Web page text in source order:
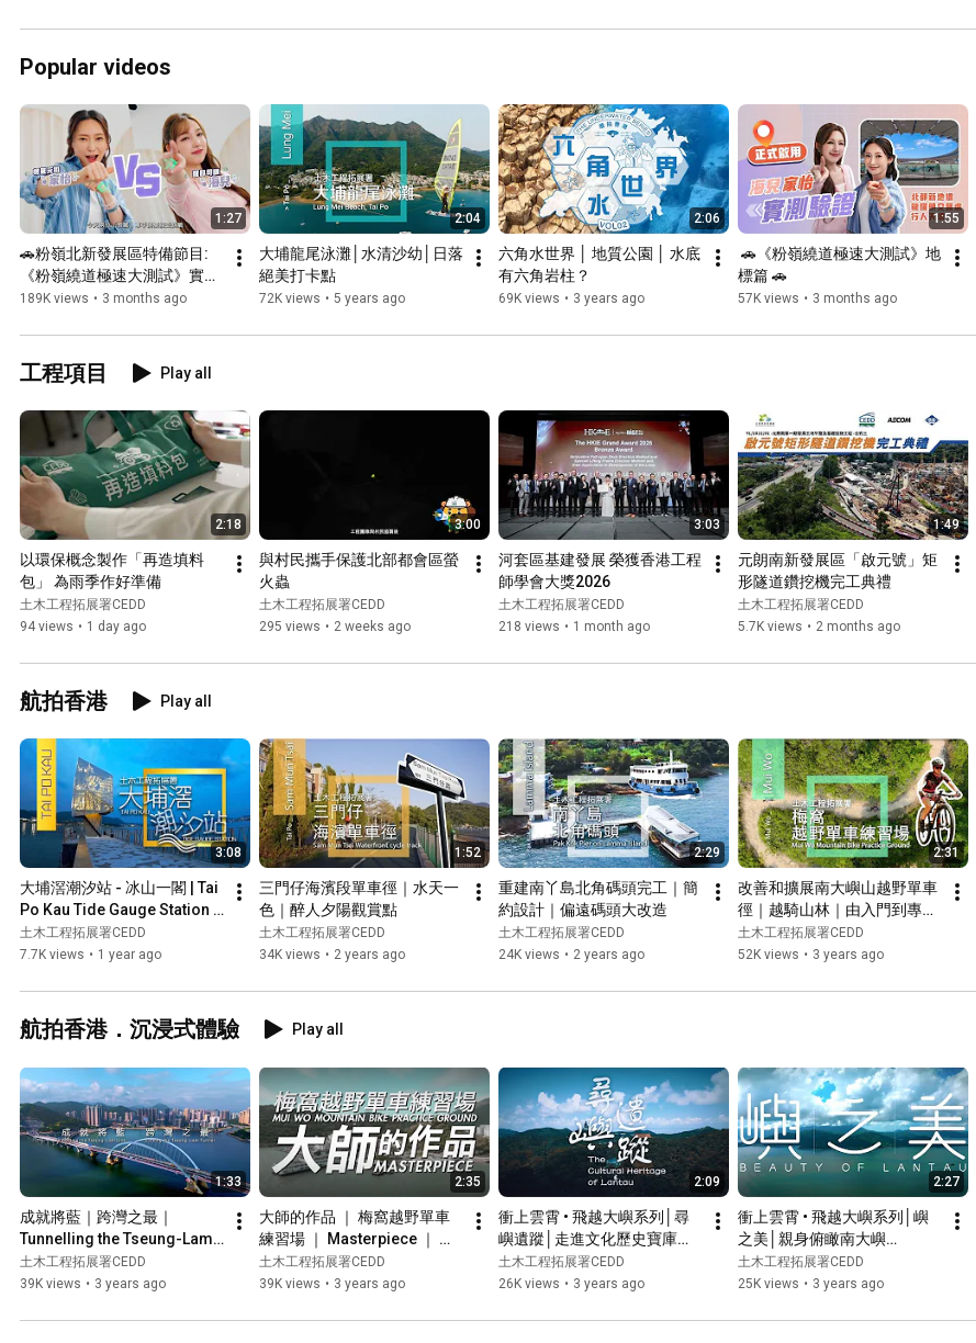
Popular videos
1:27
🚗粉嶺北新發展區特備節目:
《粉嶺繞道極速大測試》實測
篇🚗
189K views • 3 months ago
2:04
大埔龍尾泳灘│水清沙幼│日落
絕美打卡點
72K views • 5 years ago
2:06
六角水世界 │ 地質公園 │ 水底
有六角岩柱？
69K views • 3 years ago
1:55
🚗《粉嶺繞道極速大測試》地
標篇 🚗
57K views • 3 months ago
工程項目 Play all
2:18
以環保概念製作「再造填料
包」 為雨季作好準備
土木工程拓展署CEDD
94 views • 1 day ago
3:00
與村民攜手保護北部都會區螢
火蟲
土木工程拓展署CEDD
295 views • 2 weeks ago
3:03
河套區基建發展 榮獲香港工程
師學會大獎2026
土木工程拓展署CEDD
218 views • 1 month ago
1:49
元朗南新發展區「啟元號」矩
形隧道鑽挖機完工典禮
土木工程拓展署CEDD
5.7K views • 2 months ago
航拍香港 Play all
3:08
大埔滘潮汐站 - 冰山一閣 | Tai
Po Kau Tide Gauge Station -
Revealing the Tip of the
Iceberg
土木工程拓展署CEDD
7.7K views • 1 year ago
1:52
三門仔海濱段單車徑｜水天一
色｜醉人夕陽觀賞點
土木工程拓展署CEDD
34K views • 2 years ago
2:29
重建南丫島北角碼頭完工｜簡
約設計｜偏遠碼頭大改造
土木工程拓展署CEDD
24K views • 2 years ago
2:31
改善和擴展南大嶼山越野單車
徑｜越騎山林｜由入門到專業
級
土木工程拓展署CEDD
52K views • 3 years ago
航拍香港．沉浸式體驗 Play all
1:33
成就將藍｜跨灣之最｜
Tunnelling the Tseung-Lam
Link｜Linking the Tseung-
Lam Tunnel
土木工程拓展署CEDD
39K views • 3 years ago
2:35
大師的作品 ｜ 梅窩越野單車
練習場 ｜ Masterpiece ｜
Mui Wo Mountain Bike
Practice Ground
土木工程拓展署CEDD
39K views • 3 years ago
2:09
衝上雲霄 • 飛越大嶼系列│尋
嶼遺蹤│走進文化歷史寶庫
│The Cultural Heritage of
Lantau
土木工程拓展署CEDD
26K views • 3 years ago
2:27
衝上雲霄 • 飛越大嶼系列│嶼
之美│親身俯瞰南大嶼
│Beauty of Lantau
土木工程拓展署CEDD
25K views • 3 years ago